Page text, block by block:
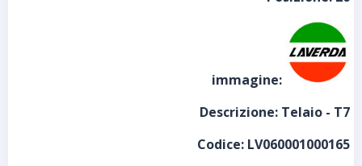
immagine:
Descrizione: Telaio - T7
Codice: LV060001000165